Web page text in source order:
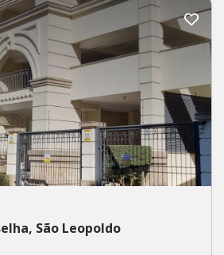
São Leopoldo